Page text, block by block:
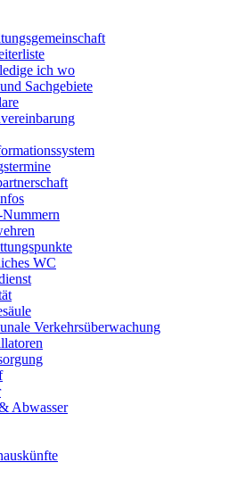
ich wo
Sachgebiete
WC
Verkehrsüberwachung
Abwasser